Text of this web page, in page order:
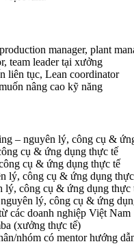
manager, plant
team leader tại xưởng
liên tục, Lean coordinator
nâng cao kỹ năng
– nguyên lý, công cụ &
cụ & ứng dụng thực tế
cụ & ứng dụng thực tế
lý, công cụ & ứng dụng
lý, công cụ & ứng dụng thực
lý, công cụ & ứng
các doanh nghiệp Việt Nam
(xưởng thực tế)
nhóm có mentor hướng